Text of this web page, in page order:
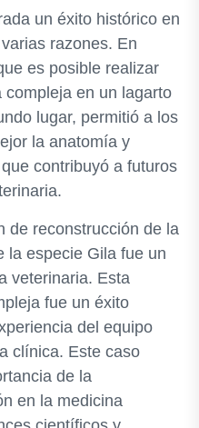
un éxito histórico en
razones. En
es posible realizar
en un lagarto
lugar, permitió a los
la anatomía y
contribuyó a futuros
de reconstrucción de la
la especie Gila fue un
veterinaria. Esta
fue un éxito
del equipo
clínica. Este caso
de la
en la medicina